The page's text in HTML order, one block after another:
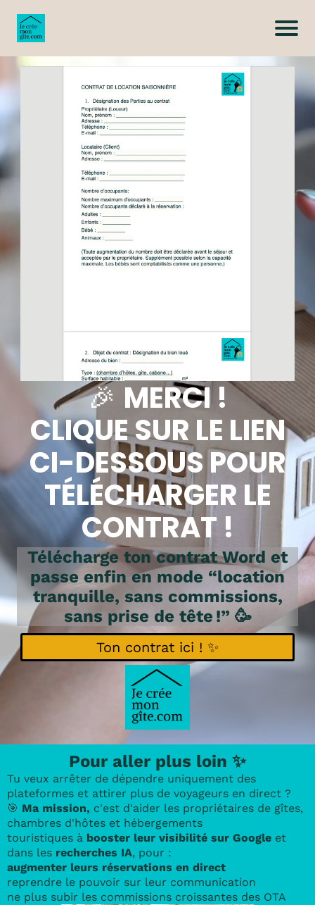
🎉 MERCI !
CLIQUE SUR LE LIEN
CI-DESSOUS POUR
TÉLÉCHARGER LE
CONTRAT !
Télécharge ton contrat Word et
passe enfin en mode “location
tranquille, sans commissions,
sans prise de tête !” 🥳
Ton contrat ici ! ✨
Pour aller plus loin ✨
Tu veux arrêter de dépendre uniquement des
plateformes et attirer plus de voyageurs en direct ?
🎯 Ma mission, c'est d'aider les propriétaires de gîtes,
chambres d'hôtes et hébergements
touristiques à booster leur visibilité sur Google et
dans les recherches IA, pour :
augmenter leurs réservations en direct
reprendre le pouvoir sur leur communication
ne plus subir les commissions croissantes des OTA